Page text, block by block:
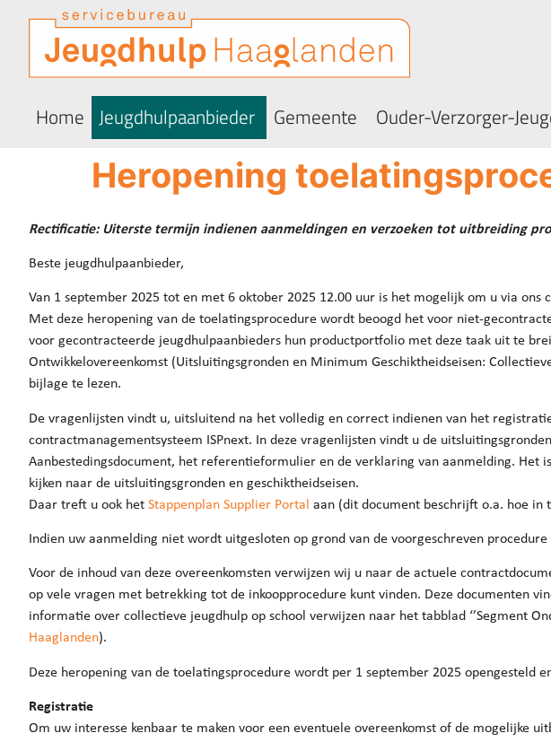
Home Jeugdhulpaanbieder Gemeente Ouder-Verzorger-
Heropening
Rectificatie: Uiterste termijn indienen aanmeldingen en verzoeken tot uitbreiding
Beste jeugdhulpaanbieder,
Van 1 september 2025 tot en met 6 oktober 2025 12.00 uur is het mogelijk om u via ons
Met deze heropening van de toelatingsprocedure wordt beoogd het voor niet-
voor gecontracteerde jeugdhulpaanbieders hun productportfolio met deze taak uit te
Ontwikkelovereenkomst (Uitsluitingsgronden en Minimum Geschiktheidseisen:
bijlage te lezen.
De vragenlijsten vindt u, uitsluitend na het volledig en correct indienen van het
contractmanagementsysteem ISPnext. In deze vragenlijsten vindt u de
Aanbestedingsdocument, het referentieformulier en de verklaring van aanmelding.
kijken naar de uitsluitingsgronden en geschiktheidseisen.
Daar treft u ook het Stappenplan Supplier Portal aan (dit document beschrijft o.a. hoe in
Indien uw aanmelding niet wordt uitgesloten op grond van de voorgeschreven
Voor de inhoud van deze overeenkomsten verwijzen wij u naar de actuele
op vele vragen met betrekking tot de inkoopprocedure kunt vinden. Deze documenten
informatie over collectieve jeugdhulp op school verwijzen naar het tabblad ‘’Segment
Haaglanden).
Deze heropening van de toelatingsprocedure wordt per 1 september 2025 opengesteld
Registratie
Om uw interesse kenbaar te maken voor een eventuele overeenkomst of de mogelijke